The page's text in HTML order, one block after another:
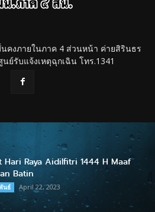
คงภายในภาค 4 ส่วนหน้า ค่ายสิรินธร
ย์รับแจ้งเหตุฉุกเฉิน โทร.1341
Hari Raya Aidilfitri 1444 H Maaf
Batin
นธ์ April 22, 2023